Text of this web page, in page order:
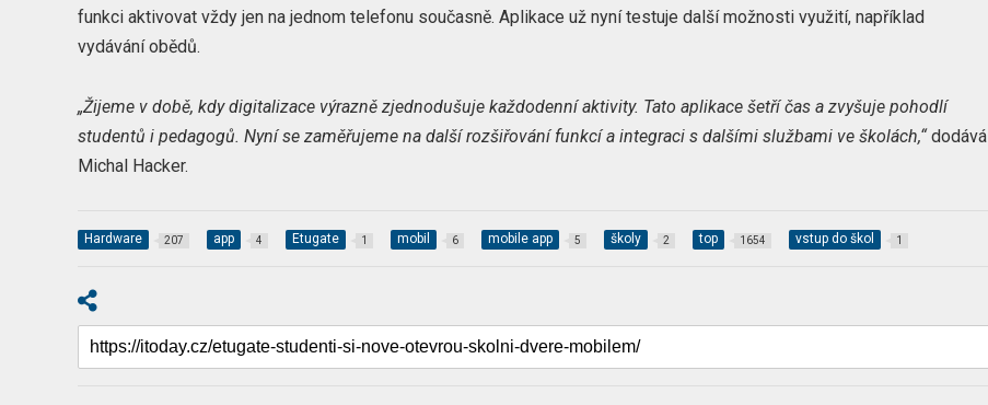
funkci aktivovat vždy jen na jednom telefonu současně. Aplikace už nyní testuje další možnosti využití, například
vydávání obědů.
„Žijeme v době, kdy digitalizace výrazně zjednodušuje každodenní aktivity. Tato aplikace šetří čas a zvyšuje pohodlí
studentů i pedagogů. Nyní se zaměřujeme na další rozšiřování funkcí a integraci s dalšími službami ve školách,“dodává
Michal Hacker.
Hardware 207 app 4 Etugate 1 mobil 6 mobile app 5 školy 2 top 1654 vstup do škol 1